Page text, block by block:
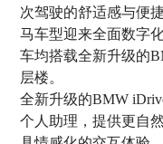
次驾驶的舒适感与便
马车型迎来全面数字
车均搭载全新升级的
层楼。
全新升级的BMW
个人助理，提供更自